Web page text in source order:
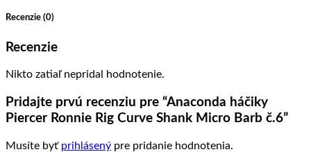
Recenzie (0)
Recenzie
Nikto zatiaľ nepridal hodnotenie.
Pridajte prvú recenziu pre “Anaconda háčiky
Piercer Ronnie Rig Curve Shank Micro Barb č.6”
Musíte byť prihlásený pre pridanie hodnotenia.